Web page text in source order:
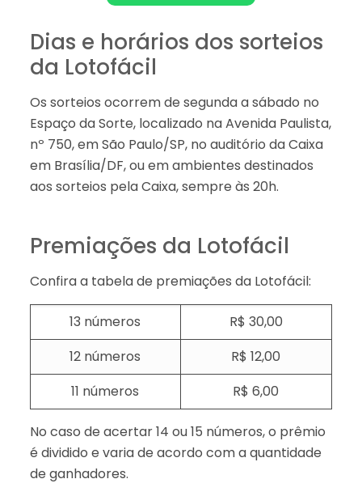
Dias e horários dos sorteios
da Lotofácil
Os sorteios ocorrem de segunda a sábado no
Espaço da Sorte, localizado na Avenida Paulista,
nº 750, em São Paulo/SP, no auditório da Caixa
em Brasília/DF, ou em ambientes destinados
aos sorteios pela Caixa, sempre às 20h.
Premiações da Lotofácil
Confira a tabela de premiações da Lotofácil:
13 números
R$ 30,00
12 números
R$ 12,00
11 números
R$ 6,00
No caso de acertar 14 ou 15 números, o prêmio
é dividido e varia de acordo com a quantidade
de ganhadores.